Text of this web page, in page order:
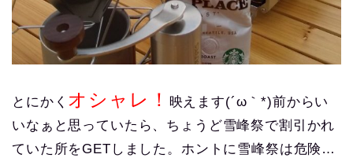
とにかく オシャレ！
映えます(´ω｀*)前からい
いなぁと思っていたら、ちょうど雪峰祭で割引かれ
ていた所をGETしました。ホントに雪峰祭は危険…